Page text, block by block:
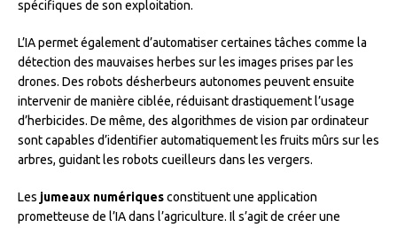
spécifiques de son exploitation.
L’IA permet également d’automatiser certaines tâches comme la
détection des mauvaises herbes sur les images prises par les
drones. Des robots désherbeurs autonomes peuvent ensuite
intervenir de manière ciblée, réduisant drastiquement l’usage
d’herbicides. De même, des algorithmes de vision par ordinateur
sont capables d’identifier automatiquement les fruits mûrs sur les
arbres, guidant les robots cueilleurs dans les vergers.
Les jumeaux numériquesconstituent une application
prometteuse de l’IA dans l’agriculture. Il s’agit de créer une